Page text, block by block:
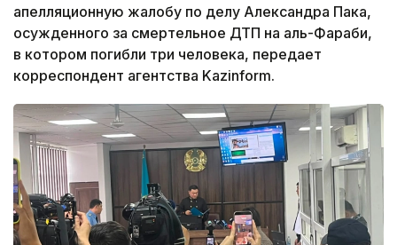
апелляционную жалобу по делу Александра Пака,
осужденного за смертельное ДТП на аль-Фараби,
в котором погибли три человека, передает
корреспондент агентства Kazinform.